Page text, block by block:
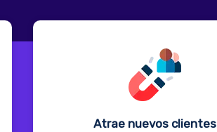
Atrae nuevos clientes